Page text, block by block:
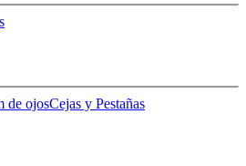
de ojosCejas y Pestañas